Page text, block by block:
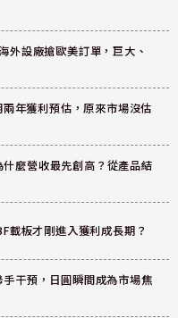
設廠搶歐美訂單，巨大、
年獲利預估，原來市場沒估
麼營收最先創高？從產品結
載板才剛進入獲利成長期？
干預，日圓瞬間成為市場焦